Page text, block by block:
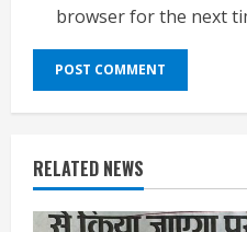
browser for the next
RELATED NEWS